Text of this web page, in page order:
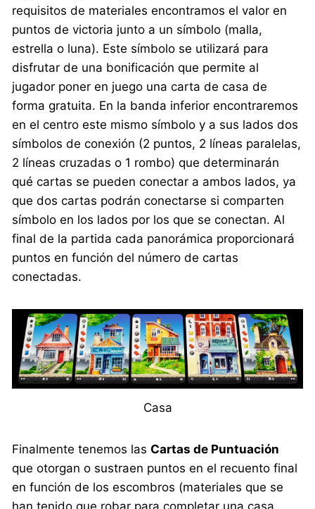
requisitos de materiales encontramos el valor en
puntos de victoria junto a un símbolo (malla,
estrella o luna). Este símbolo se utilizará para
disfrutar de una bonificación que permite al
jugador poner en juego una carta de casa de
forma gratuita. En la banda inferior encontraremos
en el centro este mismo símbolo y a sus lados dos
símbolos de conexión (2 puntos, 2 líneas paralelas,
2 líneas cruzadas o 1 rombo) que determinarán
qué cartas se pueden conectar a ambos lados, ya
que dos cartas podrán conectarse si comparten
símbolo en los lados por los que se conectan. Al
final de la partida cada panorámica proporcionará
puntos en función del número de cartas
conectadas.
Casa
Finalmente tenemos lasCartas de Puntuación
que otorgan o sustraen puntos en el recuento final
en función de los escombros (materiales que se
han tenido que robar para completar una casa